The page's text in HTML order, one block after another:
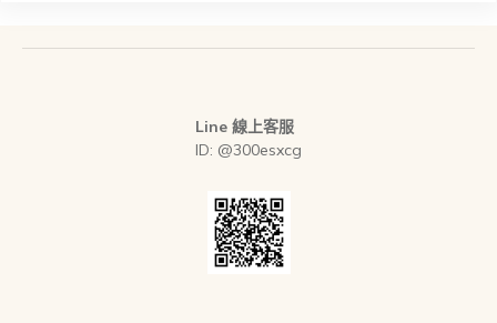
Line 線上客服
ID: @300esxcg